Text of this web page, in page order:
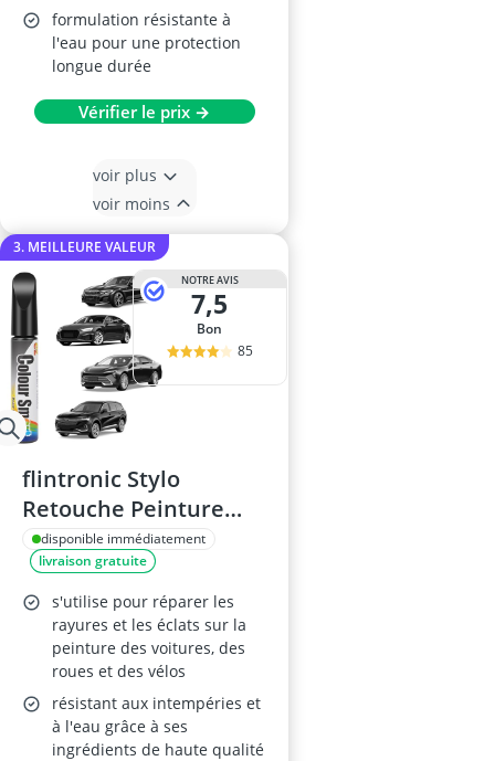
formulation résistante à
l'eau pour une protection
longue durée
Vérifier le prix →
voir plus
voir moins
3. MEILLEURE VALEUR
NOTRE AVIS
7,5
Bon
85
flintronic Stylo
Retouche Peinture
12ml Noir
disponible immédiatement
livraison gratuite
s'utilise pour réparer les
rayures et les éclats sur la
peinture des voitures, des
roues et des vélos
résistant aux intempéries et
à l'eau grâce à ses
ingrédients de haute qualité